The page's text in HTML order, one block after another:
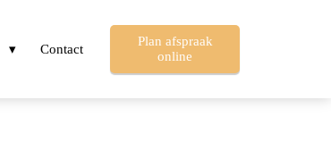
Contact
Plan afspraak
online